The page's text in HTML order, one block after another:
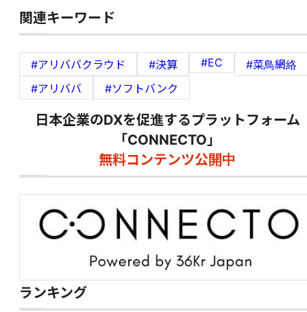
関連キーワード
#アリババクラウド #決算 #EC
#菜鳥網絡
#アリババ
#ソフトバンク
日本企業のDXを促進するプラットフォーム
「CONNECTO」
無料コンテンツ公開中
ランキング